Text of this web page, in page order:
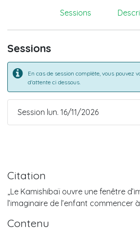
Sessions
Sessions
En cas de session complète, vous pouvez
d'attente ci dessous.
Session lun. 16/11/2026
Citation
„Le Kamishibaï ouvre une fenêtre
l’imaginaire de l’enfant commencer
Contenu